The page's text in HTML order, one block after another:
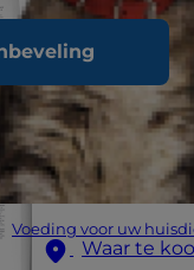
Voeding voor uw
Waar te